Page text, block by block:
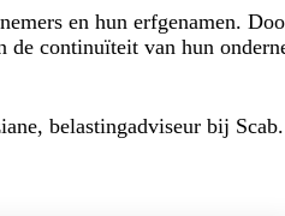
en hun erfgenamen.
continuïteit van hun
belastingadviseur bij